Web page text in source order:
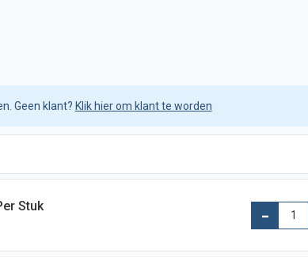
Geen klant? Klik hier om klant te worden
Stuk